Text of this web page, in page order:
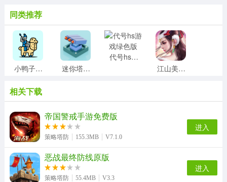
同类推荐
小鸭子战争直装版 迷你塔防2游戏纯净最新版
代号hs游戏绿色版
江山美人计手机最新版
火车傲游世界直装版
密教模拟器游戏纯净版
世界Online游戏正版 越野长途巴士模拟器免费原版
相关下载
帝国警戒手游免费版
策略塔防 155.3MB V7.1.0
进入
恶战最终防线原版
策略塔防 55.4MB V3.3
进入